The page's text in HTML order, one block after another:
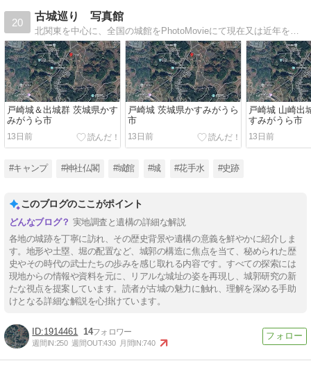
20
古城巡り 写真館
戸崎城＆出城群 茨城県かす
みがうら市
13日前
戸崎城 茨城県かすみがうら
市
13日前
戸崎城 山崎出
すみがうら市
13日前
#キャンプ #神社仏閣 #城館 #城 #花手水 #史跡
このブログのここがポイント
実地調査と遺構の詳細な解説
各地の城跡を丁寧に訪れ、その歴史背景や遺構の意義を鮮やかに紹介しま
す。地形や土塁、堀の配置など、城郭の構造に焦点を当て、秘められた歴
史やその時代の武士たちの歩みを感じ取れる内容です。すべての探索には
現地からの情報や資料を元に、リアルな城址の姿を再現し、城郭研究の新
たな視点を提案しています。読者が古城の魅力に触れ、理解を深める手助
けとなる詳細な解説を心掛けています。
1914461 14
週間IN:250 週間OUT:430 月間IN:740